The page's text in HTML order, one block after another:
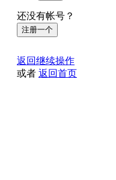
还没有帐号？
注册一个
返回继续操作
或者 返回首页